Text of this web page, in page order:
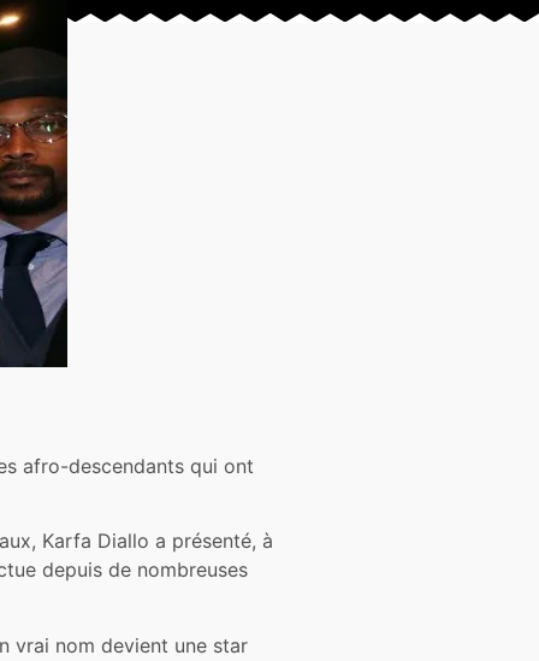
afro-descendants qui ont
Karfa Diallo a présenté, à
depuis de nombreuses
vrai nom devient une star